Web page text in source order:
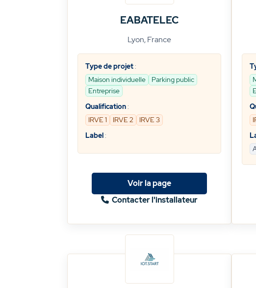
EABATELEC
Lyon, France
Type de projet:
Maison individuelle
Parking public
Entreprise
Qualification:
IRVE 1
IRVE 2
IRVE 3
Label:
Voir la page
Contacter l'installateur